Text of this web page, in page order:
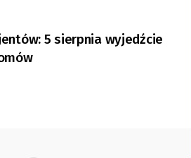
5 sierpnia wyjedźcie